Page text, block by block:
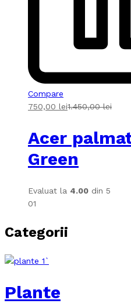
Compare
750,00 lei1.450,00lei
Acer
Green
Evaluat la 4.00 din 5
01
Categorii
Plante